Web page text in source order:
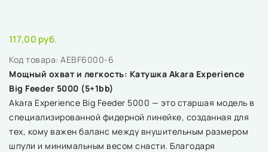
117,00 руб.
Код товара: AEBF6000-6
Мощный охват и легкость: Катушка Akara Experience
Big Feeder 5000 (5+1bb)
Akara Experience Big Feeder 5000 — это старшая модель в
специализированной фидерной линейке, созданная для
тех, кому важен баланс между внушительным размером
шпули и минимальным весом снасти. Благодаря